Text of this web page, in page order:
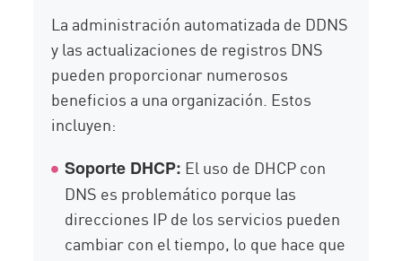
La administración automatizada de DDNS
y las actualizaciones de registros DNS
pueden proporcionar numerosos
beneficios a una organización. Estos
incluyen:
Soporte DHCP: El uso de DHCP con
DNS es problemático porque las
direcciones IP de los servicios pueden
cambiar con el tiempo, lo que hace que